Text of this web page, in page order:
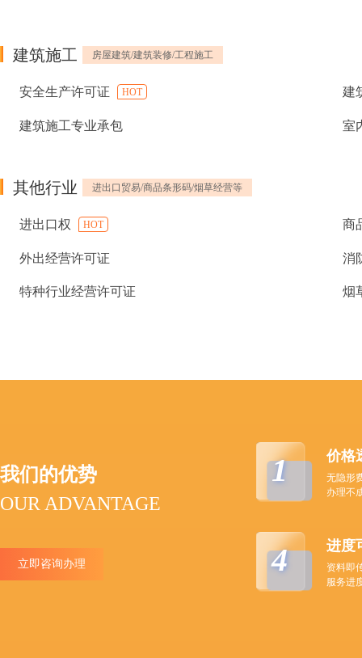
建筑施工 房屋建筑/建筑装修/工程施工
安全生产许可证 HOT 建
建筑施工专业承包 室
其他行业 进出口贸易/商品条形码/烟草经营等
进出口权 HOT 商
外出经营许可证 消
特种行业经营许可证 烟
我们的优势
OUR ADVANTAGE
立即咨询办理
1 价格
无隐形
办理不
4 进度
资料即
服务进